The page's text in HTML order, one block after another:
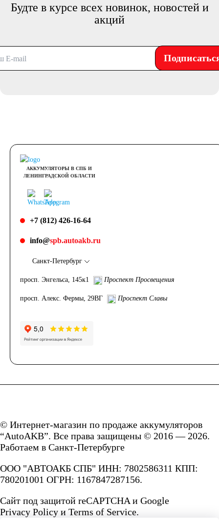
Будте в курсе всех новинок, новостей и
акций
АККУМУЛЯТОРЫ В СПБ И
ЛЕНИНГРАДСКОЙ ОБЛАСТИ
+7 (812) 426-16-64
info@spb.autoakb.ru
Санкт-Петербург
просп. Энгельса, 145к1 Проспект Просвещения
просп. Алекс. Фермы, 29ВГ Проспект Славы
© Интернет-магазин по продаже аккумуляторов
“AutoAKB”. Все права защищены © 2016 — 2026.
Работаем в Санкт-Петербурге
ООО "АВТОАКБ СПБ" ИНН: 7802586311 КПП:
780201001 ОГРН: 1167847287156.
Сайт под защитой reCAPTCHA и Google
Privacy Policy и Terms of Service.